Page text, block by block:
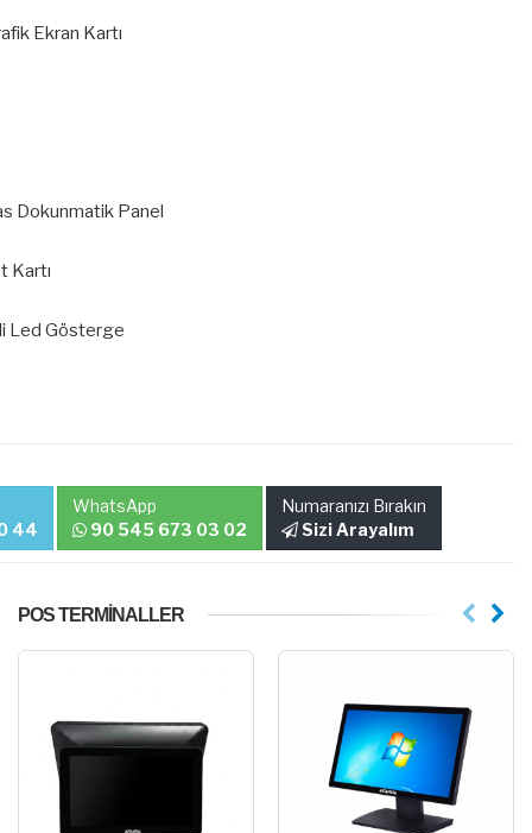
Ekran Kartı
Dokunmatik Panel
Kartı
Led Gösterge
44
WhatsApp
90 545 673 03 02
Numaranızı Bırakın
Sizi Arayalım
POS TERMINALLER